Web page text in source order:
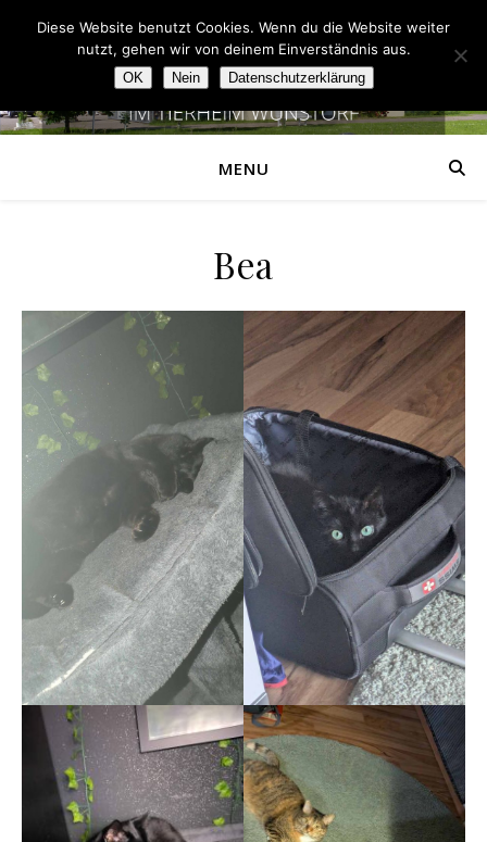
MENU
Bea
Diese Website benutzt Cookies. Wenn du die Website weiter
nutzt, gehen wir von deinem Einverständnis aus.
OK Nein Datenschutzerklärung